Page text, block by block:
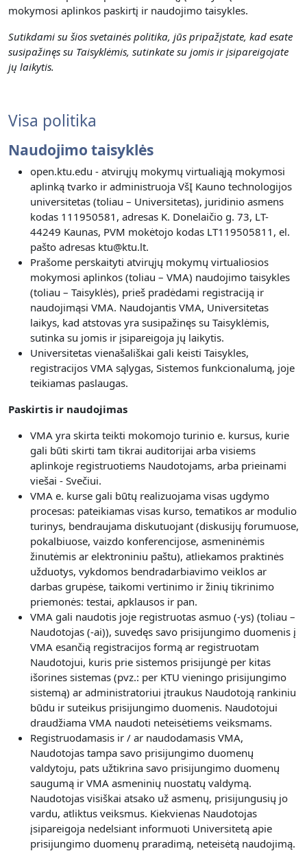
mokymosi aplinkos paskirtį ir naudojimo taisykles.
Sutikdami su šios svetainės politika, jūs pripažįstate, kad esate
susipažinęs su Taisyklėmis, sutinkate su jomis ir įsipareigojate
jų laikytis.
Visa politika
Naudojimo taisyklės
open.ktu.edu - atvirųjų mokymų virtualiąją mokymosi
aplinką tvarko ir administruoja VšĮ Kauno technologijos
universitetas (toliau – Universitetas), juridinio asmens
kodas 111950581, adresas K. Donelaičio g. 73, LT-
44249 Kaunas, PVM mokėtojo kodas LT119505811, el.
pašto adresas ktu@ktu.lt.
Prašome perskaityti atvirųjų mokymų virtualiosios
mokymosi aplinkos (toliau – VMA) naudojimo taisykles
(toliau – Taisyklės), prieš pradėdami registraciją ir
naudojimąsi VMA. Naudojantis VMA, Universitetas
laikys, kad atstovas yra susipažinęs su Taisyklėmis,
sutinka su jomis ir įsipareigoja jų laikytis.
Universitetas vienašališkai gali keisti Taisykles,
registracijos VMA sąlygas, Sistemos funkcionalumą, joje
teikiamas paslaugas.
Paskirtis ir naudojimas
VMA yra skirta teikti mokomojo turinio e. kursus, kurie
gali būti skirti tam tikrai auditorijai arba visiems
aplinkoje registruotiems Naudotojams, arba prieinami
viešai - Svečiui.
VMA e. kurse gali būtų realizuojama visas ugdymo
procesas: pateikiamas visas kurso, tematikos ar modulio
turinys, bendraujama diskutuojant (diskusijų forumuose,
pokalbiuose, vaizdo konferencijose, asmeninėmis
žinutėmis ar elektroniniu paštu), atliekamos praktinės
užduotys, vykdomos bendradarbiavimo veiklos ar
darbas grupėse, taikomi vertinimo ir žinių tikrinimo
priemonės: testai, apklausos ir pan.
VMA gali naudotis joje registruotas asmuo (-ys) (toliau –
Naudotojas (-ai)), suvedęs savo prisijungimo duomenis į
VMA esančią registracijos formą ar registruotam
Naudotojui, kuris prie sistemos prisijungė per kitas
išorines sistemas (pvz.: per KTU vieningo prisijungimo
sistemą) ar administratoriui įtraukus Naudotoją rankiniu
būdu ir suteikus prisijungimo duomenis. Naudotojui
draudžiama VMA naudoti neteisėtiems veiksmams.
Registruodamasis ir / ar naudodamasis VMA,
Naudotojas tampa savo prisijungimo duomenų
valdytoju, pats užtikrina savo prisijungimo duomenų
saugumą ir VMA asmeninių nuostatų valdymą.
Naudotojas visiškai atsako už asmenų, prisijungusių jo
vardu, atliktus veiksmus. Kiekvienas Naudotojas
įsipareigoja nedelsiant informuoti Universitetą apie
prisijungimo duomenų praradimą, neteisėtą naudojimą.